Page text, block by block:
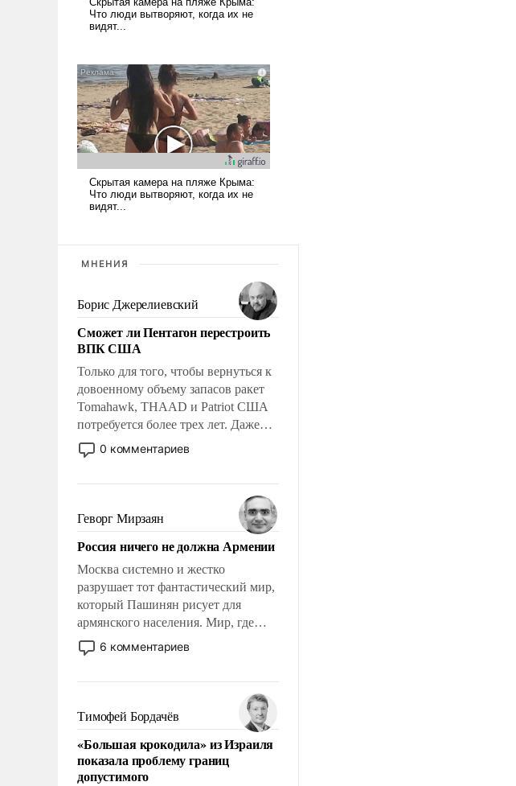
МНЕНИЯ
Борис Джерелиевский
Сможет ли Пентагон перестроить
ВПК США
Только для того, чтобы вернуться к
довоенному объему запасов ракет
Tomahawk, THAAD и Patriot США
потребуется более трех лет. Даже
небольшая война с Ираном
опустошила американские
уязвимости США, например, перед
Китаем.
0 комментариев
Геворг Мирзаян
Россия ничего не должна Армении
Москва системно и жестко
разрушает тот фантастический мир,
который Пашинян рисует для
армянского населения. Мир, где
этому населению все должны
просто по определению, где его
беспрекословно оплачиваться за
счет российских
налогоплательщиков и где за свои
поступки не нужно отвечать.
6 комментариев
Тимофей Бордачёв
«Большая крокодила» из Израиля
показала проблему границ
допустимого